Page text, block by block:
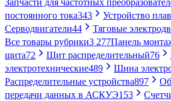
Запчасти для частотных
постоянного тока343 Устройство
Серводвигатели44 Тяговые
Все товары рубрики3 277Панель
щита72 Щит распределительный76
электротехнические489 Шина
Распределительные устройства897
передачи данных в АСКУЭ153